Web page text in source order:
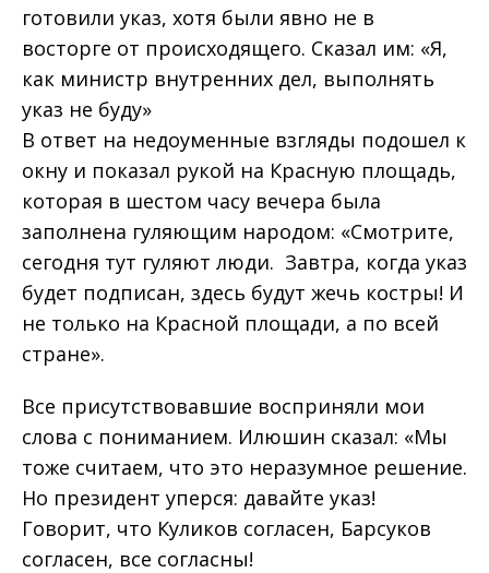
готовили указ, хотя были явно не в
восторге от происходящего. Сказал им: «Я,
как министр внутренних дел, выполнять
указ не буду»
В ответ на недоуменные взгляды подошел к
окну и показал рукой на Красную площадь,
которая в шестом часу вечера была
заполнена гуляющим народом: «Смотрите,
сегодня тут гуляют люди. Завтра, когда указ
будет подписан, здесь будут жечь костры! И
не только на Красной площади, а по всей
стране».
Все присутствовавшие восприняли мои
слова с пониманием. Илюшин сказал: «Мы
тоже считаем, что это неразумное решение.
Но президент уперся: давайте указ!
Говорит, что Куликов согласен, Барсуков
согласен, все согласны!